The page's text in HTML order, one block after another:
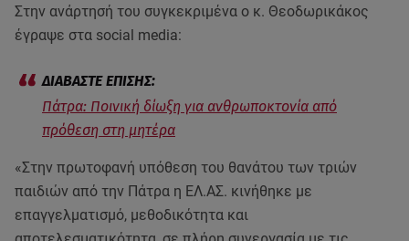
Στην ανάρτησή του συγκεκριμένα ο κ. Θεοδωρικάκος
έγραψε στα social media:
Πάτρα: Ποινική δίωξη για ανθρωποκτονία από
πρόθεση στη μητέρα
«Στην πρωτοφανή υπόθεση του θανάτου των τριών
παιδιών από την Πάτρα η ΕΛ.ΑΣ. κινήθηκε με
επαγγελματισμό, μεθοδικότητα και